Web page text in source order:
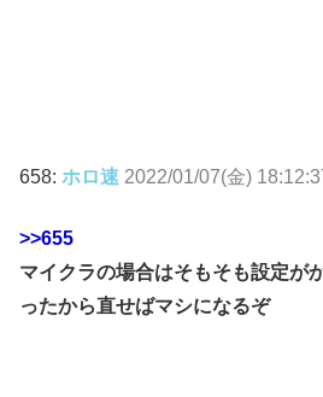
658: ホロ速 2022/01/07(金)
>>655
マイクラの場合はそもそも設定が
ったから直せばマシになるぞ